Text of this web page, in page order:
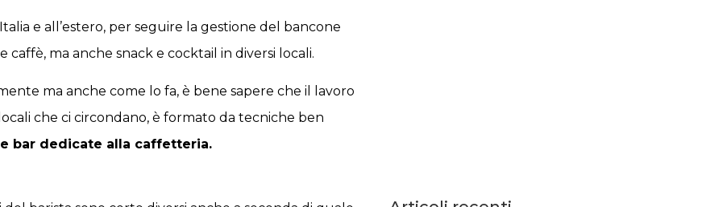
e all’estero, per seguire la gestione del bancone
ma anche snack e cocktail in diversi locali.
ma anche come lo fa, è bene sapere che il lavoro
che ci circondano, è formato da tecniche ben
bar dedicate alla caffetteria.